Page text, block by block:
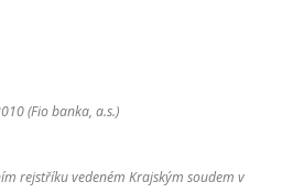
(Fio banka, a.s.)
rejstříku vedeném Krajským soudem v